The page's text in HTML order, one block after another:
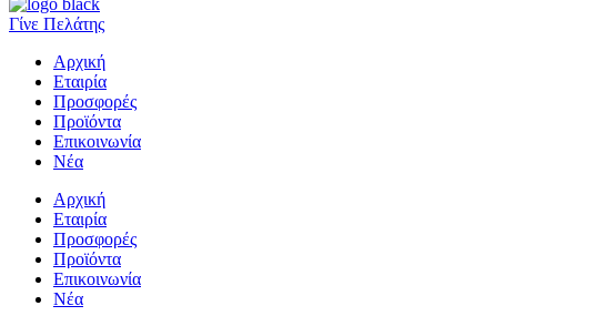
Γίνε Πελάτης
Αρχική
Εταιρία
Προσφορές
Προϊόντα
Επικοινωνία
Νέα
Αρχική
Εταιρία
Προσφορές
Προϊόντα
Επικοινωνία
Νέα